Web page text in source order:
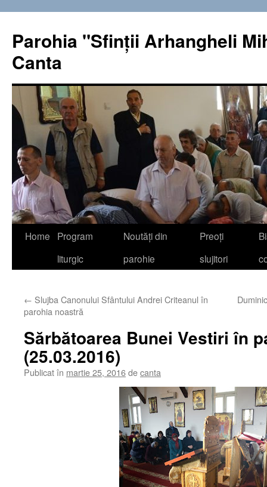
conținut
Parohia "Sfinţii Arhangheli
Canta
Home
Program
liturgic
Noutăţi din
parohie
Preoţi
slujitori
← Slujba Canonului Sfântului Andrei Criteanul în
parohia noastră
Sărbătoarea Bunei Vestiri în
(25.03.2016)
Publicat în martie 25, 2016decanta